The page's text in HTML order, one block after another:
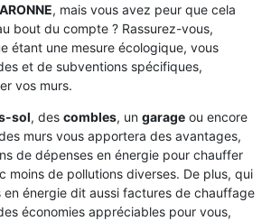
, mais vous avez peur que cela
bout du compte ? Rassurez-vous,
étant une mesure écologique, vous
et de subventions spécifiques,
vos murs.
sol, des combles, un garage ou encore
murs vous apportera des avantages,
de dépenses en énergie pour chauffer
moins de pollutions diverses. De plus, qui
en énergie dit aussi factures de chauffage
économies appréciables pour vous,